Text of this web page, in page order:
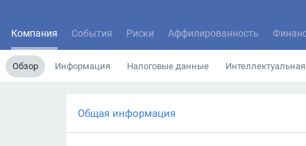
Компания События Риски Аффилированность
Обзор Информация Налоговые данные
Общая информация